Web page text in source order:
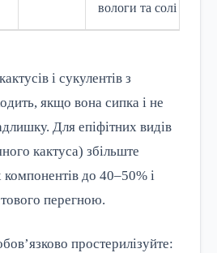
вологи та солі
і сукулентів з
якщо вона сипка і не
Для епіфітних видів
кактуса) збільште
компонентів до 40–50% і
перегною.
простерилізуйте: